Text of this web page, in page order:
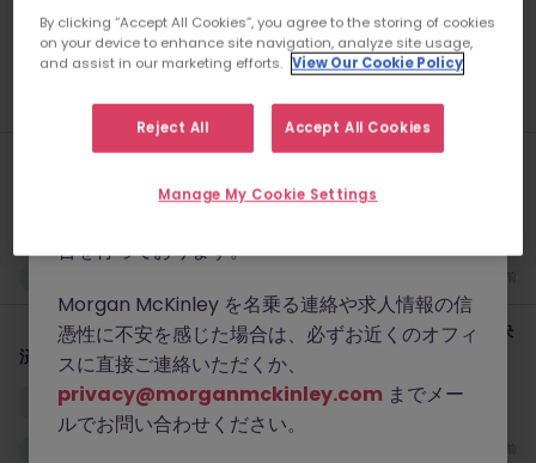
済プラットフォーム（派遣）
東京 有期雇用 時給 3500円～4000円
【日系グローバルTech】シニアアプリケーションアーキテクト
（派遣｜日英バイリンガル優遇
【日系Fintech企業】Javaバックエンドエンジニア（派遣）｜決
済システム開発
東京 有期雇用 時給 3000円～3500円
メールアドレス、LinkedIn、または弊社オフィ
スからの直接の電話）を通じてのみ業務を行って
おります。
初めての方にWhatsApp経由で求人情報をご案
内することは一切ありません。同様の詐欺は、世
界で他の優良な人材紹介会社にも影響を及ぼして
告を行っております。
Morgan McKinley を名乗る連絡や求人情報の信
憑性に不安を感じた場合は、必ずお近くのオフィ
スに直接ご連絡いただくか、
privacy@morganmckinley.com までメー
ルでお問い合わせください。
By clicking “Accept All Cookies”, you agree to the storing of cookies
on your device to enhance site navigation, analyze site usage,
and assist in our marketing efforts. View Our Cookie Policy
Reject All Accept All Cookies
Manage My Cookie Settings